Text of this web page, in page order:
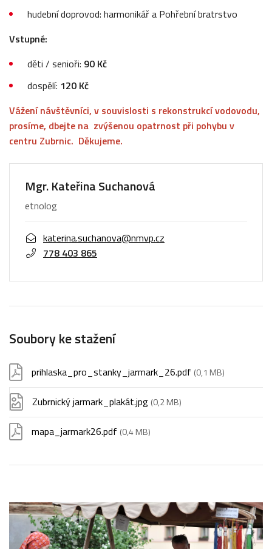
hudební doprovod: harmonikář a Pohřební bratrstvo
Vstupné:
děti / senioři: 90 Kč
dospělí: 120 Kč
Vážení návštěvníci, v souvislosti s rekonstrukcí vodovodu,
prosíme, dbejte na zvýšenou opatrnost při pohybu v
centru Zubrnic. Děkujeme.
Mgr. Kateřina Suchanová
etnolog
katerina.suchanova@nmvp.cz
778 403 865
Soubory ke stažení
prihlaska_pro_stanky_jarmark_26.pdf (0,1 MB)
Zubrnický jarmark_plakát.jpg (0,2 MB)
mapa_jarmark26.pdf (0,4 MB)